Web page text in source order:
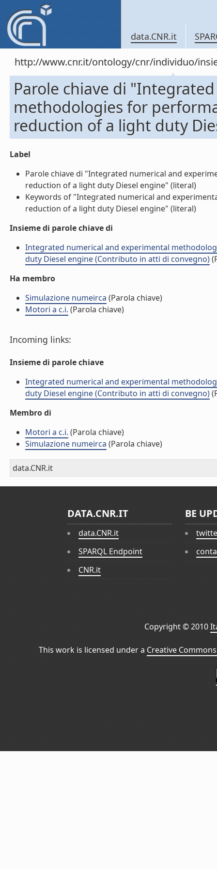
data.CNR.it
http://www.cnr.it/ontology/cnr/individuo/
Parole chiave di
methodologies for
reduction of a light duty
Label
Parole chiave di "Integrated numerical and
reduction of a light duty Diesel engine" (literal)
Keywords of "Integrated numerical and
reduction of a light duty Diesel engine" (literal)
Insieme di parole chiave di
Integrated numerical and experimental
duty Diesel engine (Contributo in atti di convegno)
Ha membro
Simulazione numeirca (Parola chiave)
Motori a c.i. (Parola chiave)
Incoming links:
Insieme di parole chiave
Integrated numerical and experimental
duty Diesel engine (Contributo in atti di convegno)
Membro di
Motori a c.i. (Parola chiave)
Simulazione numeirca (Parola chiave)
data.CNR.it
DATA.CNR.IT
data.CNR.it
SPARQL Endpoint
CNR.it
BE
Copyright © 2010
This work is licensed under a Creative